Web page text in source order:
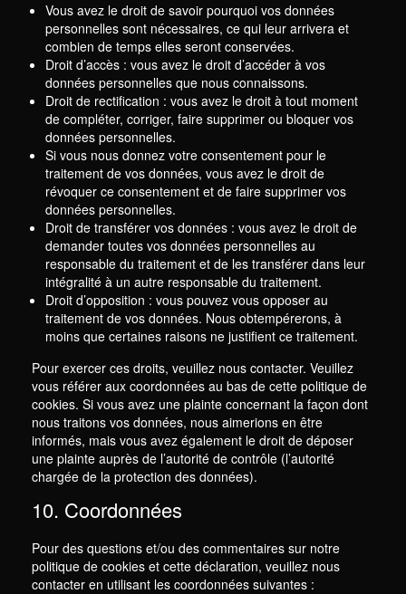
Vous avez le droit de savoir pourquoi vos données
personnelles sont nécessaires, ce qui leur arrivera et
combien de temps elles seront conservées.
Droit d’accès : vous avez le droit d’accéder à vos
données personnelles que nous connaissons.
Droit de rectification : vous avez le droit à tout moment
de compléter, corriger, faire supprimer ou bloquer vos
données personnelles.
Si vous nous donnez votre consentement pour le
traitement de vos données, vous avez le droit de
révoquer ce consentement et de faire supprimer vos
données personnelles.
Droit de transférer vos données : vous avez le droit de
demander toutes vos données personnelles au
responsable du traitement et de les transférer dans leur
intégralité à un autre responsable du traitement.
Droit d’opposition : vous pouvez vous opposer au
traitement de vos données. Nous obtempérerons, à
moins que certaines raisons ne justifient ce traitement.
Pour exercer ces droits, veuillez nous contacter. Veuillez
vous référer aux coordonnées au bas de cette politique de
cookies. Si vous avez une plainte concernant la façon dont
nous traitons vos données, nous aimerions en être
informés, mais vous avez également le droit de déposer
une plainte auprès de l’autorité de contrôle (l’autorité
chargée de la protection des données).
10. Coordonnées
Pour des questions et/ou des commentaires sur notre
politique de cookies et cette déclaration, veuillez nous
contacter en utilisant les coordonnées suivantes :